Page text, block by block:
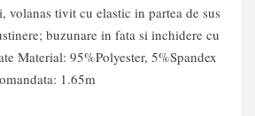
tivit cu elastic in partea de sus
buzunare in fata si inchidere cu
Material: 95%Polyester, 5%Spandex
1.65m